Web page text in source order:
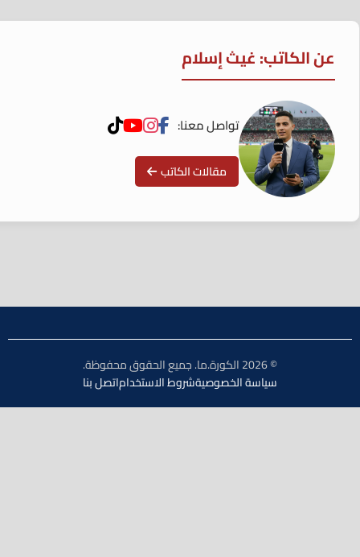
عن الكاتب: غيث إسلام
تواصل معنا:
مقالات الكاتب
سياسة الخصوصيةشروط الاستخداماتصل بنا